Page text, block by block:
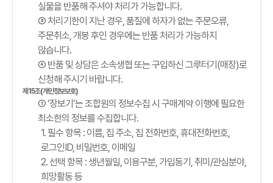
실물을 반품해 주셔야 처리가 가능합니다.
③ 처리기한이 지난 경우, 품질에 하자가 없는 주문오류,
주문취소, 개봉 후인 경우에는 반품 처리가 가능하지
않습니다.
④ 반품 및 상담은 소속생협 또는 구입하신 그루터기(매장)로
신청해 주시기 바랍니다.
제15조(개인정보보호)
① ‘장보기’는 조합원의 정보수집 시 구매계약 이행에 필요한
최소한의 정보를 수집합니다.
1. 필수 항목 : 이름, 집 주소, 집 전화번호, 휴대전화번호,
로그인ID, 비밀번호, 이메일
2. 선택 항목 : 생년월일, 이용구분, 가입동기, 취미/관심분야,
희망활동 등